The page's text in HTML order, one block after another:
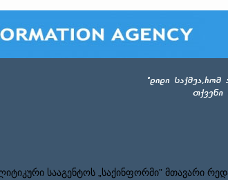
სააგენტოს „საქინფორმი” მთავარი